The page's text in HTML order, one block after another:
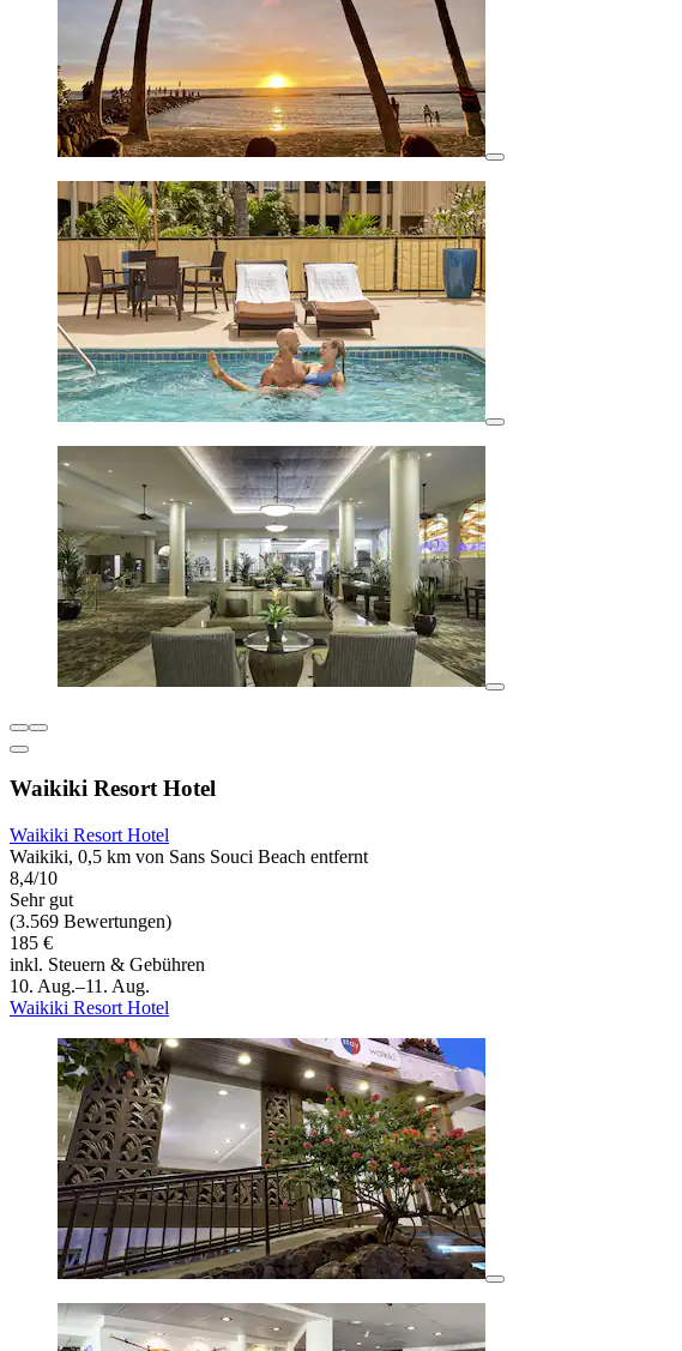
Waikiki Resort Hotel
Waikiki Resort Hotel
Waikiki, 0,5 km von Sans Souci Beach entfernt
8,4/10
Sehr gut
(3.569 Bewertungen)
185 €
inkl. Steuern & Gebühren
10. Aug.–11. Aug.
Waikiki Resort Hotel